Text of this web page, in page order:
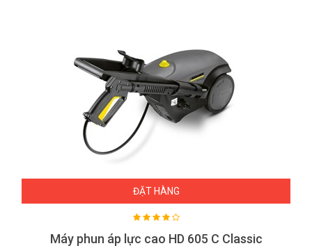
ĐẶT HÀNG
Máy phun áp lực cao HD 605 C Classic